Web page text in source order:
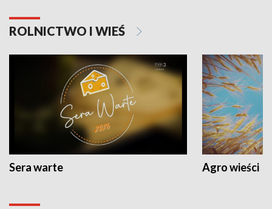
ROLNICTWO I WIEŚ
Sera warte Agro wieści